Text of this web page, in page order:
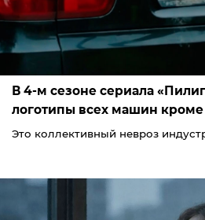
В 4-м сезоне сериала
логотипы всех машин
Это коллективный невроз